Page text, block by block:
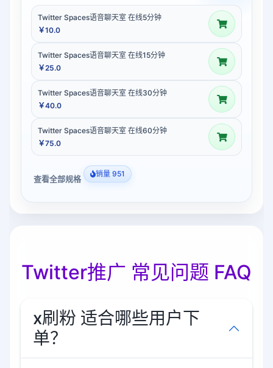
Twitter Spaces语音聊天室 在线5分钟
￥10.0
Twitter Spaces语音聊天室 在线15分钟
￥25.0
Twitter Spaces语音聊天室 在线30分钟
￥40.0
Twitter Spaces语音聊天室 在线60分钟
￥75.0
查看全部规格 销量 951
Twitter推广 常见问题 FAQ
x刷粉 适合哪些用户下
单？